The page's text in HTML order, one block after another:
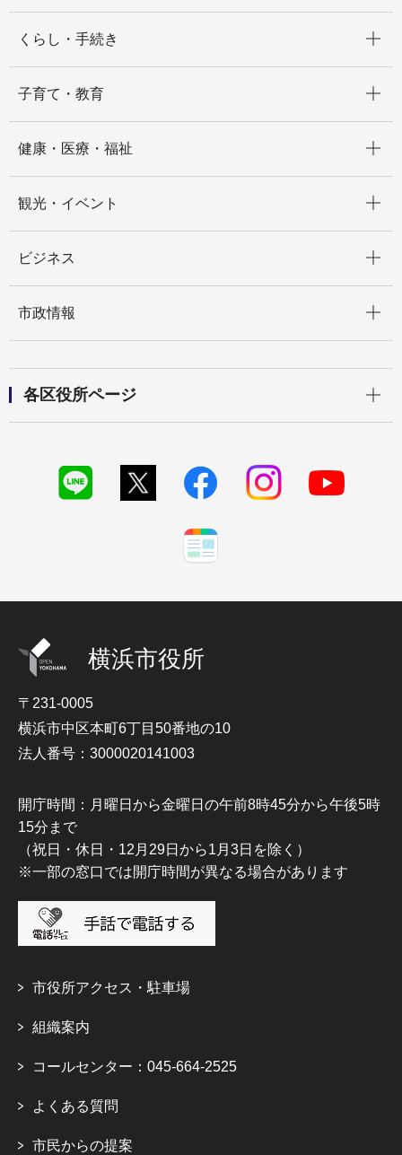
くらし・手続き
子育て・教育
健康・医療・福祉
観光・イベント
ビジネス
市政情報
各区役所ページ
横浜市役所
〒231-0005
横浜市中区本町6丁目50番地の10
法人番号：3000020141003
開庁時間：月曜日から金曜日の午前8時45分から午後5時
15分まで
（祝日・休日・12月29日から1月3日を除く）
※一部の窓口では開庁時間が異なる場合があります
市役所アクセス・駐車場
組織案内
コールセンター：045-664-2525
よくある質問
市民からの提案